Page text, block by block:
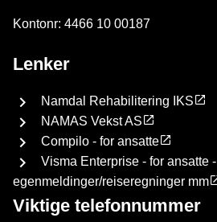
Kontonr: 4466 10 00187
Lenker
Namdal Rehabilitering IKS
NAMAS Vekst AS
Compilo - for ansatte
Visma Enterprise - for ansatte -
egenmeldinger/reiseregninger mm
Viktige telefonnummer